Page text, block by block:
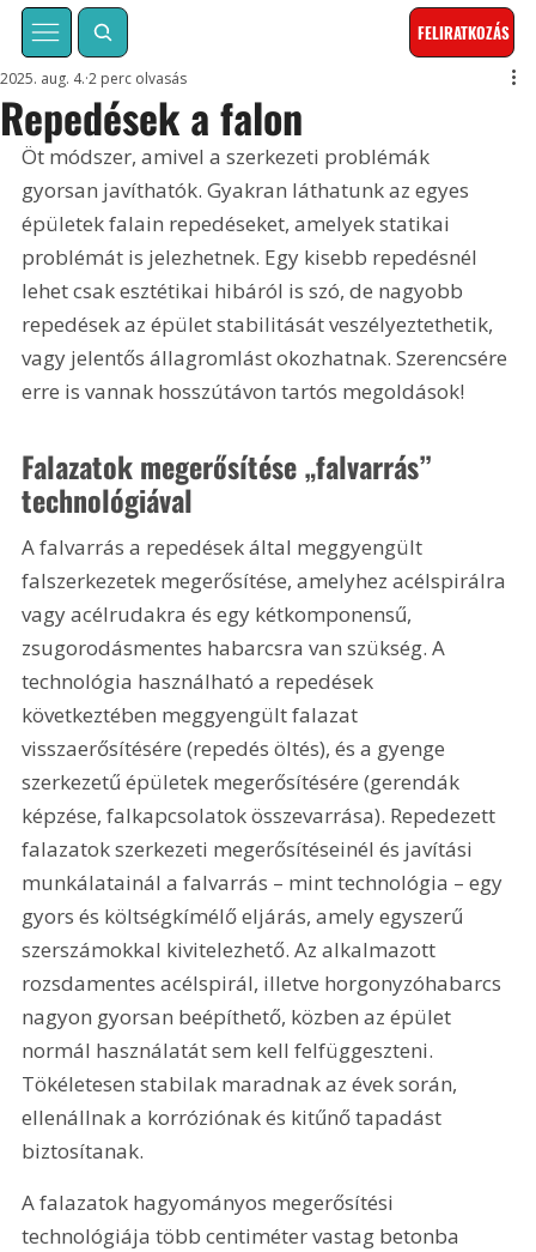
FELIRATKOZÁS
Repedések a falon
2025. aug. 4. 2 perc olvasás
Öt módszer, amivel a szerkezeti problémák
gyorsan javíthatók. Gyakran láthatunk az egyes
épületek falain repedéseket, amelyek statikai
problémát is jelezhetnek. Egy kisebb repedésnél
lehet csak esztétikai hibáról is szó, de nagyobb
repedések az épület stabilitását veszélyeztethetik,
vagy jelentős állagromlást okozhatnak. Szerencsére
erre is vannak hosszútávon tartós megoldások!
Falazatok megerősítése „falvarrás”
technológiával
A falvarrás a repedések által meggyengült
falszerkezetek megerősítése, amelyhez acélspirálra
vagy acélrudakra és egy kétkomponensű,
zsugorodásmentes habarcsra van szükség. A
technológia használható a repedések
következtében meggyengült falazat
visszaerősítésére (repedés öltés), és a gyenge
szerkezetű épületek megerősítésére (gerendák
képzése, falkapcsolatok összevarrása). Repedezett
falazatok szerkezeti megerősítéseinél és javítási
munkálatainál a falvarrás – mint technológia – egy
gyors és költségkímélő eljárás, amely egyszerű
szerszámokkal kivitelezhető. Az alkalmazott
rozsdamentes acélspirál, illetve horgonyzóhabarcs
nagyon gyorsan beépíthető, közben az épület
normál használatát sem kell felfüggeszteni.
Tökéletesen stabilak maradnak az évek során,
ellenállnak a korróziónak és kitűnő tapadást
biztosítanak.
A falazatok hagyományos megerősítési
technológiája több centiméter vastag betonba